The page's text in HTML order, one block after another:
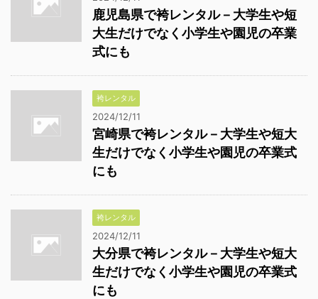
鹿児島県で袴レンタル－大学生や短
大生だけでなく小学生や園児の卒業
式にも
袴レンタル
2024/12/11
宮崎県で袴レンタル－大学生や短大
生だけでなく小学生や園児の卒業式
にも
袴レンタル
2024/12/11
大分県で袴レンタル－大学生や短大
生だけでなく小学生や園児の卒業式
にも